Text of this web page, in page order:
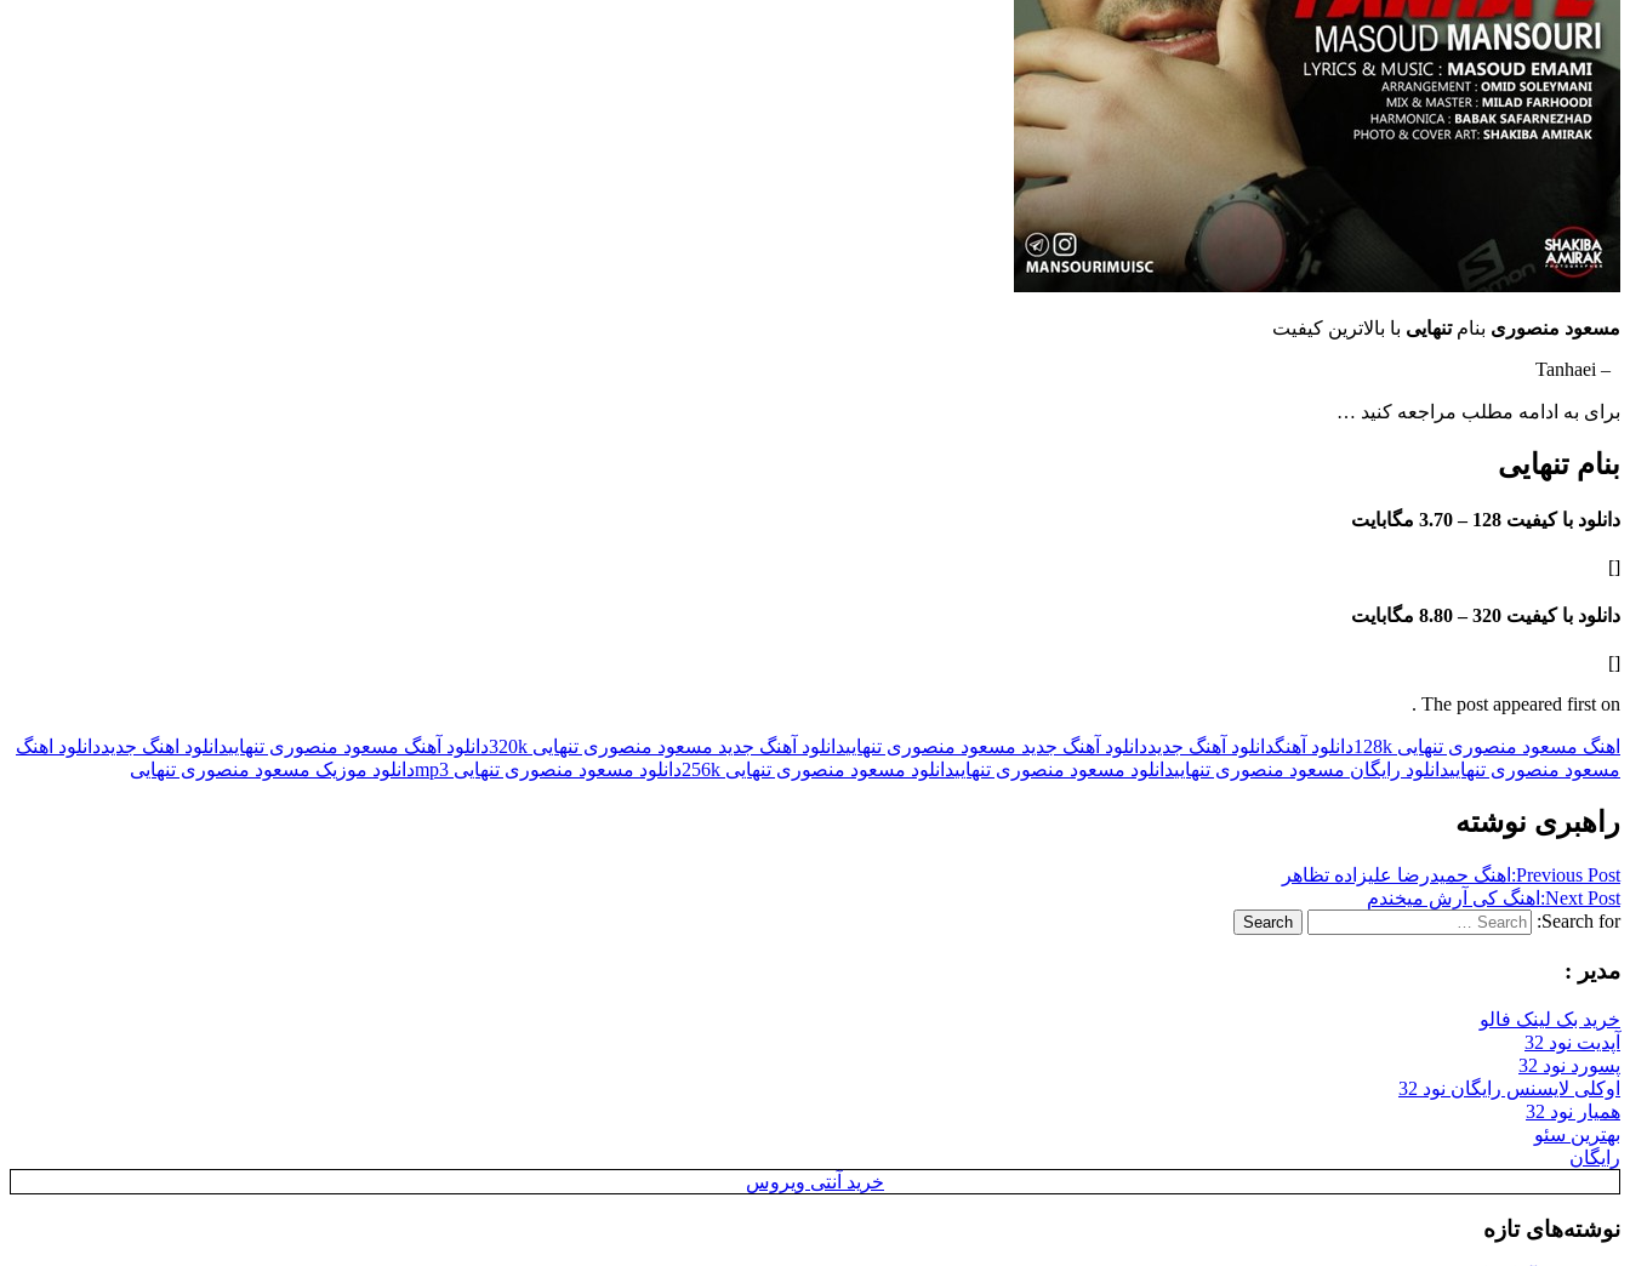
مسعود منصوری بنامتنهایی با بالاترین کیفیت
– Tanhaei
برای به ادامه مطلب مراجعه کنید …
بنام تنهایی
دانلود با کیفیت 128 – 3.70 مگابایت
[]
دانلود با کیفیت 320 – 8.80 مگابایت
[]
The post appeared first on .
اهنگ مسعود منصوری تنهایی 128k دانلود آهنگدانلود آهنگ جدیددانلود آهنگ جدید مسعود منصوری تنهاییدانلود آهنگ جدید مسعود منصوری تنهایی 320k دانلود آهنگ مسعود منصوری تنهاییدانلود اهنگ جدیددانلود اهنگ
مسعود منصوری تنهاییدانلود رایگان مسعود منصوری تنهاییدانلود مسعود منصوری تنهاییدانلود مسعود منصوری تنهایی 256k دانلود مسعود منصوری تنهایی mp3 دانلود موزیک مسعود منصوری تنهایی
راهبری نوشته
Previous Post: اهنگ حمیدرضا علیزاده تظاهر
Next Post: اهنگ کی آرش میخندم
Search for:
Search
مدیر :
خرید بک لینک فالو
آپدیت نود 32
پسورد نود 32
اوکلی لایسنس رایگان نود 32
همیار نود 32
بهترین سئو
رایگان
خرید آنتی ویروس
نوشته‌های تازه